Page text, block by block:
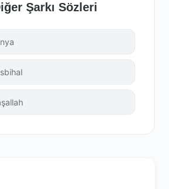
Şarkı Sözleri